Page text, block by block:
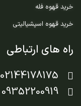
خرید قهوه فله
خرید قهوه اسپشیالیتی
راه های ارتباطی
02144178175
09352200919